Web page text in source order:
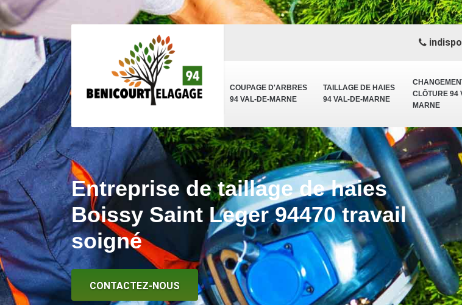
COUPAGE D'ARBRES
94 VAL-DE-MARNE
TAILLAGE DE HAIES
94 VAL-DE-MARNE
CLÔTURE 94
MARNE
Entreprise de taillage de haies
Boissy Saint Leger 94470 travail
soigné
CONTACTEZ-NOUS